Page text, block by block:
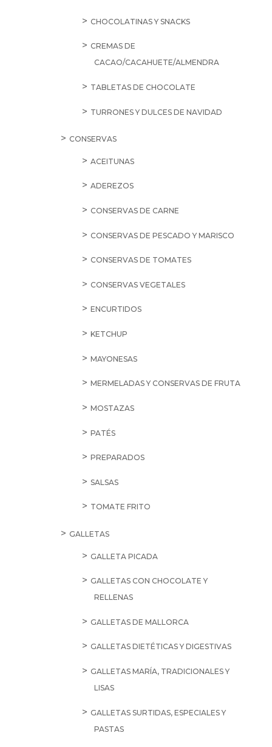
CHOCOLATINAS Y SNACKS
CREMAS DE
CACAO/CACAHUETE/ALMENDRA
TABLETAS DE CHOCOLATE
TURRONES Y DULCES DE NAVIDAD
CONSERVAS
ACEITUNAS
ADEREZOS
CONSERVAS DE CARNE
CONSERVAS DE PESCADO Y MARISCO
CONSERVAS DE TOMATES
CONSERVAS VEGETALES
ENCURTIDOS
KETCHUP
MAYONESAS
MERMELADAS Y CONSERVAS DE FRUTA
MOSTAZAS
PATÉS
PREPARADOS
SALSAS
TOMATE FRITO
GALLETAS
GALLETA PICADA
GALLETAS CON CHOCOLATE Y
RELLENAS
GALLETAS DE MALLORCA
GALLETAS DIETÉTICAS Y DIGESTIVAS
GALLETAS MARÍA, TRADICIONALES Y
LISAS
GALLETAS SURTIDAS, ESPECIALES Y
PASTAS